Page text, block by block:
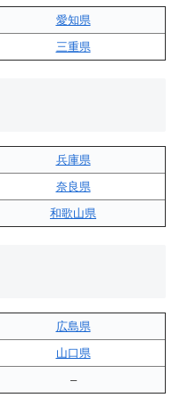
愛知県
三重県
兵庫県
奈良県
和歌山県
広島県
山口県
–